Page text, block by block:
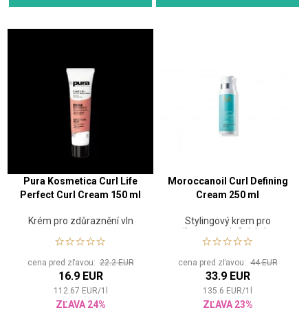
Pura Kosmetica Curl Life
Perfect Curl Cream 150 ml
Krém pro zdůraznění vln
cena pred zľavou:22.2 EUR
16.9 EUR
112.67 EUR/1
ZĽAVA 24%
Moroccanoil Curl Defining
Cream 250 ml
Stylingový krem pro
přirozenou definici vln a
kadeří
cena pred zľavou:44 EUR
33.9 EUR
135.6 EUR/1
ZĽAVA 23%